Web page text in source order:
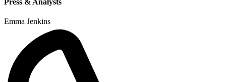
Press & Analysts
Emma Jenkins